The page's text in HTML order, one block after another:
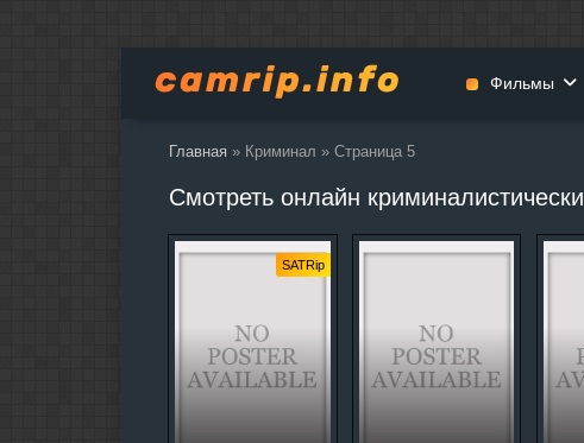
Главная » Криминал » Страница 5
Смотреть онлайн
SATRip
Фильмы
Церемонии
Боевики